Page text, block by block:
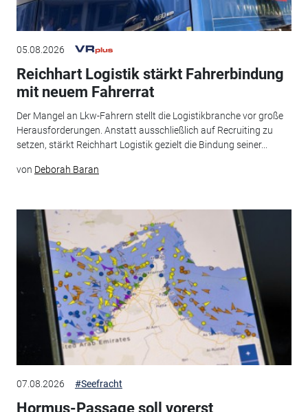
05.08.2026
Reichhart Logistik stärkt Fahrerbindung
mit neuem Fahrerrat
Der Mangel an Lkw-Fahrern stellt die Logistikbranche vor große
Herausforderungen. Anstatt ausschließlich auf Recruiting zu
setzen, stärkt Reichhart Logistik gezielt die Bindung seiner...
von Deborah Baran
07.08.2026 #Seefracht
Hormus-Passage soll vorerst